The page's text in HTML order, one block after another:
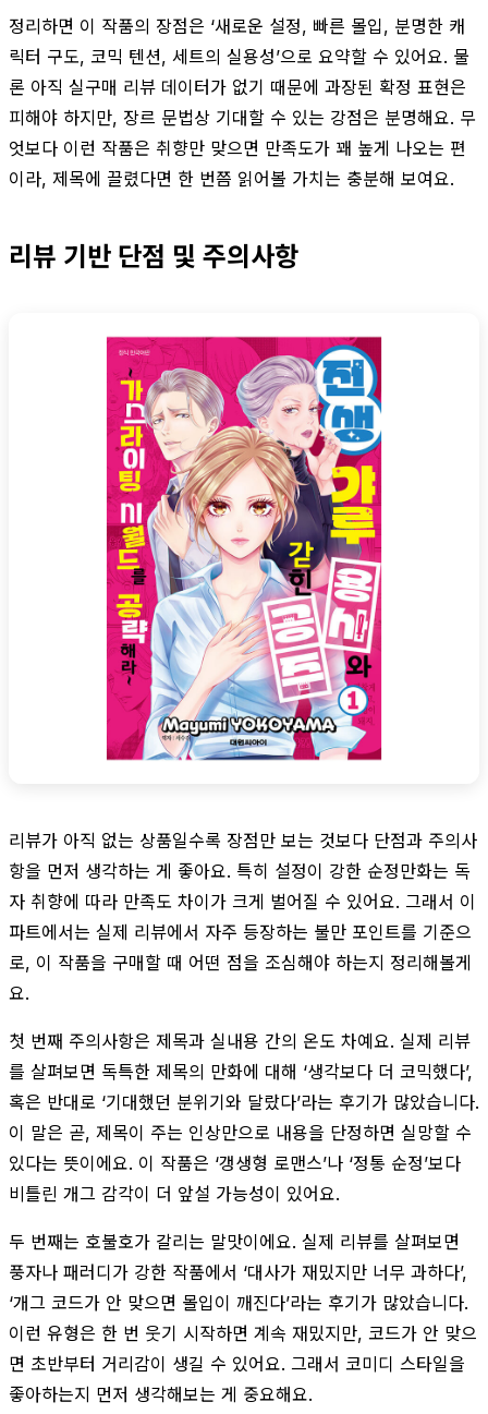
정리하면 이 작품의 장점은 ‘새로운 설정, 빠른 몰입, 분명한 캐
릭터 구도, 코믹 텐션, 세트의 실용성’으로 요약할 수 있어요. 물
론 아직 실구매 리뷰 데이터가 없기 때문에 과장된 확정 표현은
피해야 하지만, 장르 문법상 기대할 수 있는 강점은 분명해요. 무
엇보다 이런 작품은 취향만 맞으면 만족도가 꽤 높게 나오는 편
이라, 제목에 끌렸다면 한 번쯤 읽어볼 가치는 충분해 보여요.
리뷰 기반 단점 및 주의사항
리뷰가 아직 없는 상품일수록 장점만 보는 것보다 단점과 주의사
항을 먼저 생각하는 게 좋아요. 특히 설정이 강한 순정만화는 독
자 취향에 따라 만족도 차이가 크게 벌어질 수 있어요. 그래서 이
파트에서는 실제 리뷰에서 자주 등장하는 불만 포인트를 기준으
로, 이 작품을 구매할 때 어떤 점을 조심해야 하는지 정리해볼게
요.
첫 번째 주의사항은 제목과 실내용 간의 온도 차예요. 실제 리뷰
를 살펴보면 독특한 제목의 만화에 대해 ‘생각보다 더 코믹했다’,
혹은 반대로 ‘기대했던 분위기와 달랐다’라는 후기가 많았습니다.
이 말은 곧, 제목이 주는 인상만으로 내용을 단정하면 실망할 수
있다는 뜻이에요. 이 작품은 ‘갱생형 로맨스’나 ‘정통 순정’보다
비틀린 개그 감각이 더 앞설 가능성이 있어요.
두 번째는 호불호가 갈리는 말맛이에요. 실제 리뷰를 살펴보면
풍자나 패러디가 강한 작품에서 ‘대사가 재밌지만 너무 과하다’,
‘개그 코드가 안 맞으면 몰입이 깨진다’라는 후기가 많았습니다.
이런 유형은 한 번 웃기 시작하면 계속 재밌지만, 코드가 안 맞으
면 초반부터 거리감이 생길 수 있어요. 그래서 코미디 스타일을
좋아하는지 먼저 생각해보는 게 중요해요.